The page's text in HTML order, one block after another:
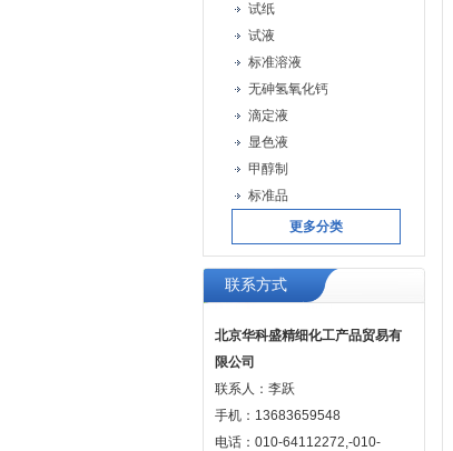
试纸
试液
标准溶液
无砷氢氧化钙
滴定液
显色液
甲醇制
标准品
更多分类
联系方式
北京华科盛精细化工产品贸易有
限公司
联系人：李跃
手机：13683659548
电话：010-64112272,-010-